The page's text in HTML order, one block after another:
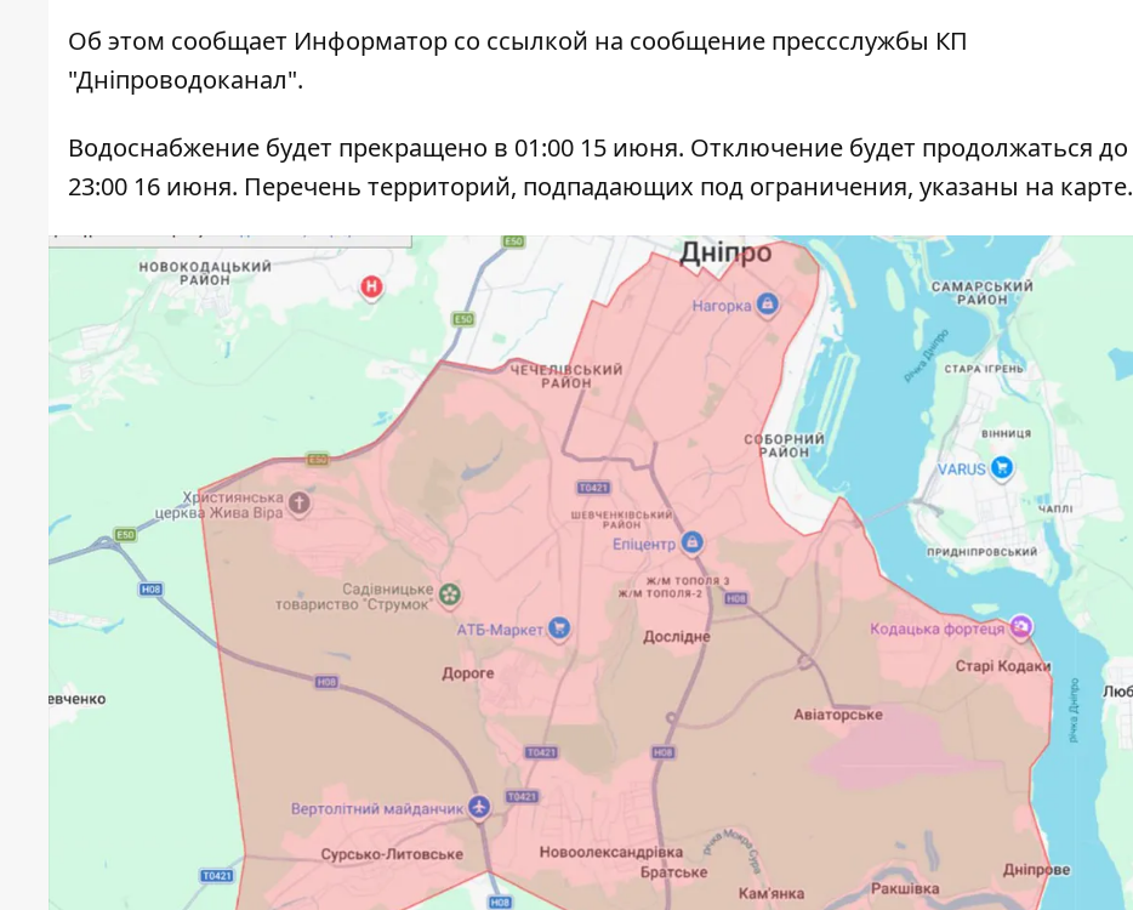
Об этом сообщает Информатор со ссылкой на сообщение прессслужбы КП
"Дніпроводоканал".
Водоснабжение будет прекращено в 01:00 15 июня. Отключение будет продолжаться до
23:00 16 июня. Перечень территорий, подпадающих под ограничения, указаны на карте.